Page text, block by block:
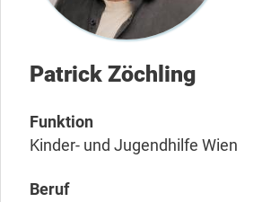
Patrick Zöchling
Funktion
Kinder- und Jugendhilfe Wien
Beruf